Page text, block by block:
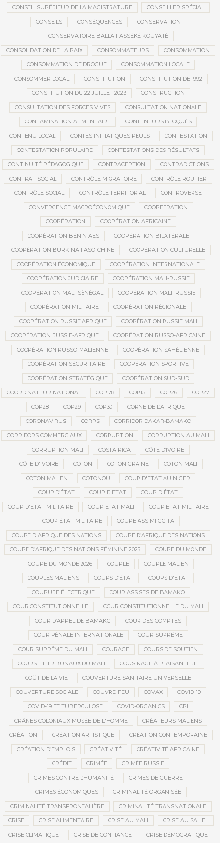
CONSEIL SUPÉRIEUR DE LA MAGISTRATURE CONSEILLER SPÉCIAL
CONSEILS CONSÉQUENCES CONSERVATION
CONSERVATOIRE BALLA FASSÉKÉ KOUYATÉ
CONSOLIDATION DE LA PAIX CONSOMMATEURS CONSOMMATION
CONSOMMATION DE DROGUE CONSOMMATION LOCALE
CONSOMMER LOCAL CONSTITUTION CONSTITUTION DE 1992
CONSTITUTION DU 22 JUILLET 2023 CONSTRUCTION
CONSULTATION DES FORCES VIVES CONSULTATION NATIONALE
CONTAMINATION ALIMENTAIRE CONTENEURS BLOQUÉS
CONTENU LOCAL CONTES INITIATIQUES PEULS CONTESTATION
CONTESTATION POPULAIRE CONTESTATIONS DES RÉSULTATS
CONTINUITÉ PÉDAGOGIQUE CONTRACEPTION CONTRADICTIONS
CONTRAT SOCIAL CONTRÔLE MIGRATOIRE CONTRÔLE ROUTIER
CONTRÔLE SOCIAL CONTRÔLE TERRITORIAL CONTROVERSE
CONVERGENCE MACROÉCONOMIQUE COOPEERATION
COOPÉRATION COOPÉRATION AFRICAINE
COOPÉRATION BÉNIN AES COOPÉRATION BILATÉRALE
COOPÉRATION BURKINA FASO-CHINE COOPÉRATION CULTURELLE
COOPÉRATION ÉCONOMIQUE COOPÉRATION INTERNATIONALE
COOPÉRATION JUDICIAIRE COOPÉRATION MALI-RUSSIE
COOPÉRATION MALI-SÉNÉGAL COOPÉRATION MALI–RUSSIE
COOPÉRATION MILITAIRE COOPÉRATION RÉGIONALE
COOPÉRATION RUSSIE AFRIQUE COOPÉRATION RUSSIE MALI
COOPÉRATION RUSSIE-AFRIQUE COOPÉRATION RUSSO-AFRICAINE
COOPÉRATION RUSSO-MALIENNE COOPÉRATION SAHÉLIENNE
COOPÉRATION SÉCURITAIRE COOPÉRATION SPORTIVE
COOPÉRATION STRATÉGIQUE COOPÉRATION SUD-SUD
COORDINATEUR NATIONAL COP 28 COP15 COP26 COP27
COP28 COP29 COP30 CORNE DE L’AFRIQUE
CORONAVIRUS CORPS CORRIDOR DAKAR-BAMAKO
CORRIDORS COMMERCIAUX CORRUPTION CORRUPTION AU MALI
CORRUPTION MALI COSTA RICA CÔTE D’IVOIRE
CÔTE D'IVOIRE COTON COTON GRAINE COTON MALI
COTON MALIEN COTONOU COUP D'ETAT AU NIGER
COUP D’ÉTAT COUP D'ETAT COUP D'ÉTAT
COUP D'ETAT MILITAIRE COUP ETAT MALI COUP ETAT MILITAIRE
COUP ÉTAT MILITAIRE COUPE ASSIMI GOÏTA
COUPE D'AFRIQUE DES NATIONS COUPE D’AFRIQUE DES NATIONS
COUPE D’AFRIQUE DES NATIONS FÉMININE 2026 COUPE DU MONDE
COUPE DU MONDE 2026 COUPLE COUPLE MALIEN
COUPLES MALIENS COUPS D’ÉTAT COUPS D'ETAT
COUPURE ÉLECTRIQUE COUR ASSISES DE BAMAKO
COUR CONSTITUTIONNELLE COUR CONSTITUTIONNELLE DU MALI
COUR D’APPEL DE BAMAKO COUR DES COMPTES
COUR PÉNALE INTERNATIONALE COUR SUPRÊME
COUR SUPRÊME DU MALI COURAGE COURS DE SOUTIEN
COURS ET TRIBUNAUX DU MALI COUSINAGE À PLAISANTERIE
COÛT DE LA VIE COUVERTURE SANITAIRE UNIVERSELLE
COUVERTURE SOCIALE COUVRE-FEU COVAX COVID-19
COVID-19 ET TUBERCULOSE COVID-ORGANICS CPI
CRÂNES COLONIAUX MUSÉE DE L'HOMME CRÉATEURS MALIENS
CRÉATION CRÉATION ARTISTIQUE CRÉATION CONTEMPORAINE
CRÉATION D’EMPLOIS CRÉATIVITÉ CRÉATIVITÉ AFRICAINE
CRÉDIT CRIMÉE CRIMÉE RUSSIE
CRIMES CONTRE L’HUMANITÉ CRIMES DE GUERRE
CRIMES ÉCONOMIQUES CRIMINALITÉ ORGANISÉE
CRIMINALITÉ TRANSFRONTALIÈRE CRIMINALITÉ TRANSNATIONALE
CRISE CRISE ALIMENTAIRE CRISE AU MALI CRISE AU SAHEL
CRISE CLIMATIQUE CRISE DE CONFIANCE CRISE DÉMOCRATIQUE